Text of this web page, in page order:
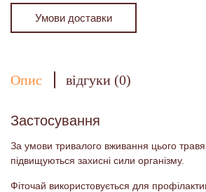
Умови доставки
Опис відгуки (0)
Застосування
За умови тривалого вживання цього
підвищуються захисні сили організму.
Фіточай використовується для